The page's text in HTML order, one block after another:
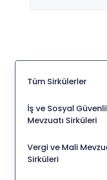
Tüm Sirkülerler
İş ve Sosyal
Mevzuatı Sirküleri
Vergi ve Mali
Sirküleri